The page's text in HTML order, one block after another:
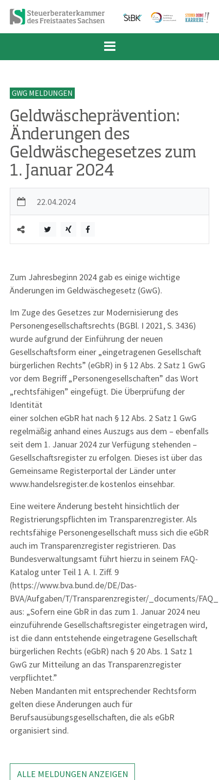
Zum Inhalt springen
Zur Navigation springen
Zum Fußbereich und Kontakt springen
GWG MELDUNGEN
Geldwäscheprävention:
Änderungen des
Geldwäschegesetzes zum
1. Januar 2024
22.04.2024
Zum Jahresbeginn 2024 gab es einige wichtige
Änderungen im Geldwäschegesetz (GwG).
Im Zuge des Gesetzes zur Modernisierung des
Personengesellschaftsrechts (BGBl. I 2021, S. 3436)
wurde aufgrund der Einführung der neuen
Gesellschaftsform einer „eingetragenen Gesellschaft
bürgerlichen Rechts” (eGbR) in § 12 Abs. 2 Satz 1 GwG
vor dem Begriff „Personengesellschaften” das Wort
„rechtsfähigen” eingefügt. Die Überprüfung der
Identität
einer solchen eGbR hat nach § 12 Abs. 2 Satz 1 GwG
regelmäßig anhand eines Auszugs aus dem – ebenfalls
seit dem 1. Januar 2024 zur Verfügung stehenden –
Gesellschaftsregister zu erfolgen. Dieses ist über das
Gemeinsame Registerportal der Länder unter
www.handelsregister.de kostenlos einsehbar.
Eine weitere Änderung besteht hinsichtlich der
Registrierungspflichten im Transparenzregister. Als
rechtsfähige Personengesellschaft muss sich die eGbR
auch im Transparenzregister registrieren. Das
Bundesverwaltungsamt führt hierzu in seinem FAQ-
Katalog unter Teil 1 A. I. Ziff. 9
(https://www.bva.bund.de/DE/Das-
BVA/Aufgaben/T/Transparenzregister/_documents/
aus: „Sofern eine GbR in das zum 1. Januar 2024 neu
einzuführende Gesellschaftsregister eingetragen wird,
ist die dann entstehende eingetragene Gesellschaft
bürgerlichen Rechts (eGbR) nach § 20 Abs. 1 Satz 1
GwG zur Mitteilung an das Transparenzregister
verpflichtet.”
Neben Mandanten mit entsprechender Rechtsform
gelten diese Änderungen auch für
Berufsausübungsgesellschaften, die als eGbR
organisiert sind.
ALLE MELDUNGEN ANZEIGEN